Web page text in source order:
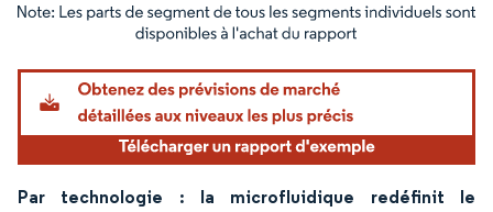
Image © Mordor Intelligence. La réutilisation nécessite une attribution sous CC BY
Par technologie : la microfluidique redéfinit le